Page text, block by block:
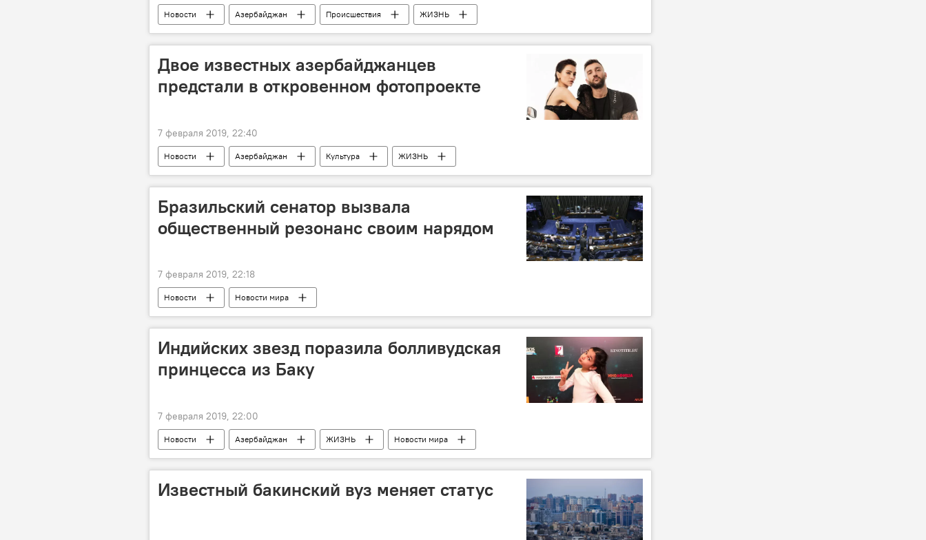
Новости Азербайджан Происшествия ЖИЗНЬ
Двое известных азербайджанцев
предстали в откровенном фотопроекте
7 февраля 2019, 22:40
Новости Азербайджан Культура
ЖИЗНЬ
За кулисами и в свете софитов
Бразильский сенатор вызвала
общественный резонанс своим нарядом
7 февраля 2019, 22:18
Новости Новости мира
Индийских звезд поразила болливудская
принцесса из Баку
7 февраля 2019, 22:00
Новости Азербайджан ЖИЗНЬ Новости мира
Известный бакинский вуз меняет статус